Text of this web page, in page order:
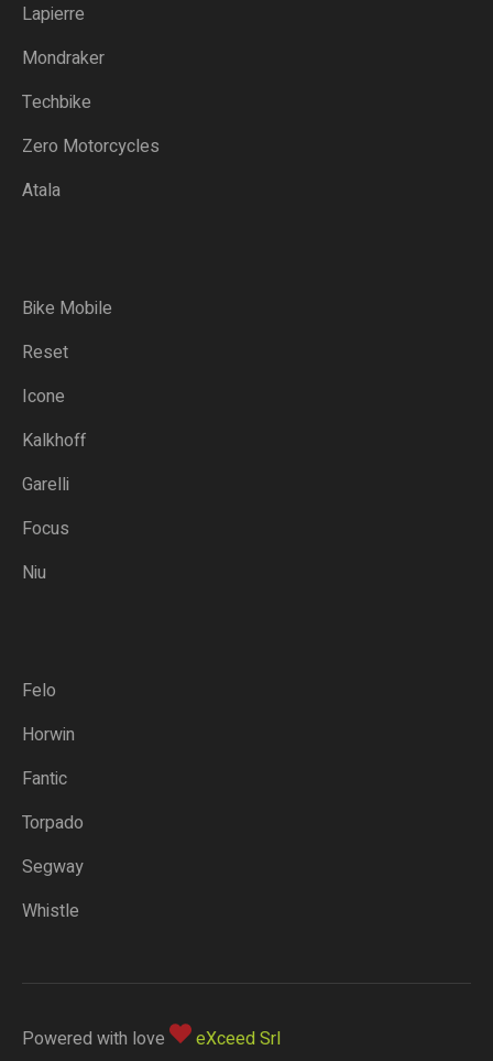
Lapierre
Mondraker
Techbike
Zero Motorcycles
Atala
Bike Mobile
Reset
Icone
Kalkhoff
Garelli
Focus
Niu
Felo
Horwin
Fantic
Torpado
Segway
Whistle
Powered with love eXceed Srl